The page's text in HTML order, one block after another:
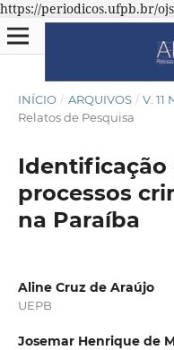
https://periodicos.ufpb.br/
INÍCIO / ARQUIVOS / V. 11
Relatos de Pesquisa
Identificação
processos
na Paraíba
Aline Cruz de Araújo
UEPB
Josemar Henrique de